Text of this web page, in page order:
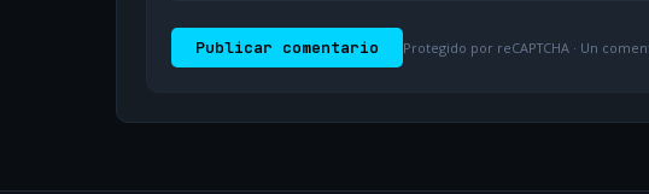
Publicar comentario Protegido por reCAPTCHA · Un